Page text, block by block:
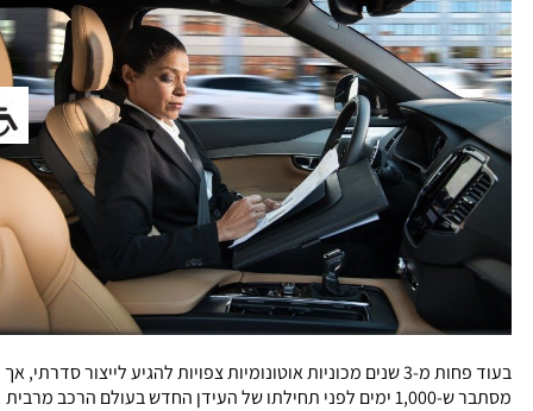
בעוד פחות מ-3 שנים מכוניות אוטונומיות צפויות להגיע לייצור סדרתי, אך
מסתבר ש-1,000 ימים לפני תחילתו של העידן החדש בעולם הרכב מרבית